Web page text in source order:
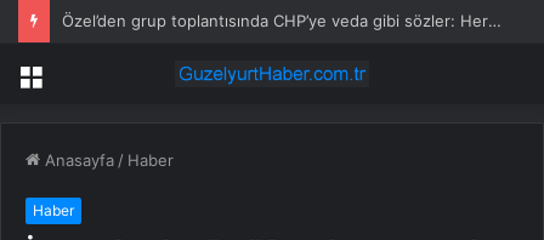
Özel’den grup toplantısında CHP’ye veda gibi sözler: Her son bir başlangıçtır
Menü
Anasayfa / Haber
Haber